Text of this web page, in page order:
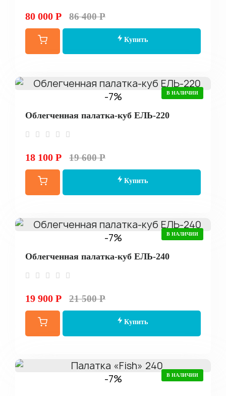
80 000 Р 86 400 Р
Купить
-7% В НАЛИЧИИ
Облегченная палатка-куб ЕЛЬ-220
18 100 Р 19 600 Р
Купить
-7% В НАЛИЧИИ
Облегченная палатка-куб ЕЛЬ-240
19 900 Р 21 500 Р
Купить
-7% В НАЛИЧИИ